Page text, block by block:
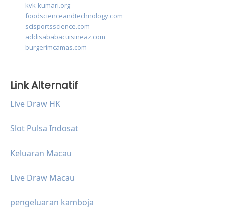
kvk-kumari.org
foodscienceandtechnology.com
scisportsscience.com
addisababacuisineaz.com
burgerimcamas.com
Link Alternatif
Live Draw HK
Slot Pulsa Indosat
Keluaran Macau
Live Draw Macau
pengeluaran kamboja